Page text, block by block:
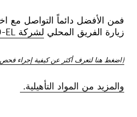
فمن الأفضل دائماً التواصل مع
زيارة الفريق المحلي لشركة MED-EL
(اضغط هنا لتعرف أكثر عن كيفية إجراء فحص
والمزيد من المواد التأهيلية.